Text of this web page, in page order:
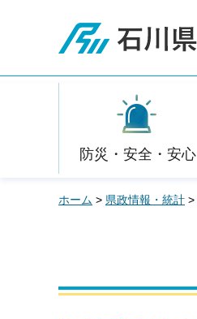
石川県
防災・安全・安心
ホーム > 県政情報・統計 >